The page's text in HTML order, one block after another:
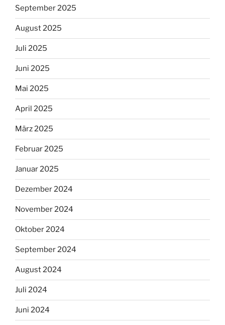
September 2025
August 2025
Juli 2025
Juni 2025
Mai 2025
April 2025
März 2025
Februar 2025
Januar 2025
Dezember 2024
November 2024
Oktober 2024
September 2024
August 2024
Juli 2024
Juni 2024